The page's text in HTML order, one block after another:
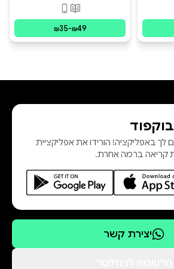
מודפס, דיגיטליפורמטים זמינים
₪35-₪49
באפליקציה! הורידו את אפליקציית
קריאה ברמה אחרת.
יצירת קשר